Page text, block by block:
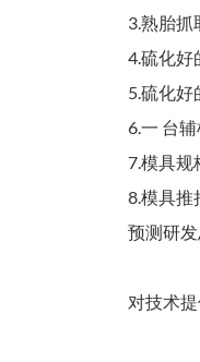
3.熟胎抓
4.硫化好
5.硫化好
6.一 台
7.模具规
8.模具推
预测研
对技术